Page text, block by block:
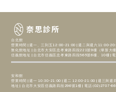
奈思診所
台北館
營業時間 | 週一、三到五12:00-21:00 | 週二與週六11:00-
敦化館地址 | 台北市大安區忠孝東路四段221號9樓（華新大
信義館地址 | 台北市信義區忠孝東路四段565號6樓、10樓 |
安和館
營業時間 | 週一 10:30-21:00 | 週二 12:00-21:00 | 週三與週
地址 | 台北市大安區信義路四段296號1樓 | 電話 (02)2707-